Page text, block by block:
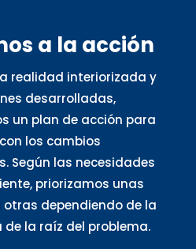
a la acción
realidad interiorizada y
desarrolladas,
un plan de acción para
los cambios
Según las necesidades
priorizamos unas
otras dependiendo de la
la raíz del problema.